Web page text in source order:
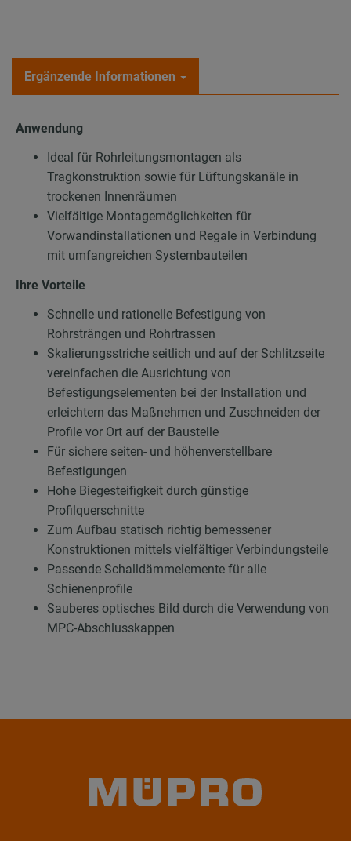
Ergänzende Informationen
Anwendung
Ideal für Rohrleitungsmontagen als
Tragkonstruktion sowie für Lüftungskanäle in
trockenen Innenräumen
Vielfältige Montagemöglichkeiten für
Vorwandinstallationen und Regale in Verbindung
mit umfangreichen Systembauteilen
Ihre Vorteile
Schnelle und rationelle Befestigung von
Rohrsträngen und Rohrtrassen
Skalierungsstriche seitlich und auf der Schlitzseite
vereinfachen die Ausrichtung von
Befestigungselementen bei der Installation und
erleichtern das Maßnehmen und Zuschneiden der
Profile vor Ort auf der Baustelle
Für sichere seiten- und höhenverstellbare
Befestigungen
Hohe Biegesteifigkeit durch günstige
Profilquerschnitte
Zum Aufbau statisch richtig bemessener
Konstruktionen mittels vielfältiger Verbindungsteile
Passende Schalldämmelemente für alle
Schienenprofile
Sauberes optisches Bild durch die Verwendung von
MPC-Abschlusskappen